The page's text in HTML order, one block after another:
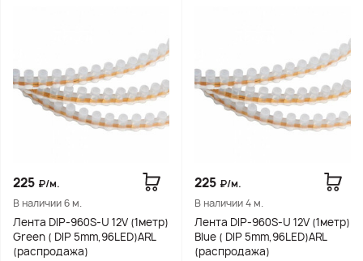
225 ₽/м.
В наличии 6 м.
Лента DIP-960S-U 12V (1метр)
Green ( DIP 5mm,96LED)ARL
(распродажа)
225 ₽/м.
В наличии 4 м.
Лента DIP-960S-U 12V (1метр)
Blue ( DIP 5mm,96LED)ARL
(распродажа)